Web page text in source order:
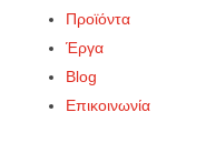
Προϊόντα
Έργα
Blog
Επικοινωνία